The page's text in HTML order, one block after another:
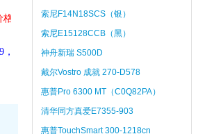
V2141AP(PV273PA)
索尼F14N18SCS（银）
索尼E15128CCB（黑）
神舟新瑞 S500D
戴尔Vostro 成就 270-D578
惠普Pro 6300 MT（C0Q82PA）
清华同方真爱E7355-903
惠普TouchSmart 300-1218cn